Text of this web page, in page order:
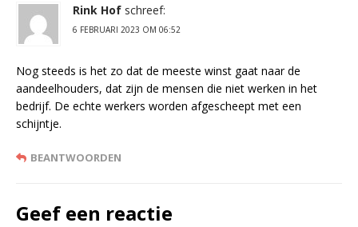
Rink Hof schreef:
6 FEBRUARI 2023 OM 06:52
Nog steeds is het zo dat de meeste winst gaat naar de
aandeelhouders, dat zijn de mensen die niet werken in het
bedrijf. De echte werkers worden afgescheept met een
schijntje.
BEANTWOORDEN
Geef een reactie